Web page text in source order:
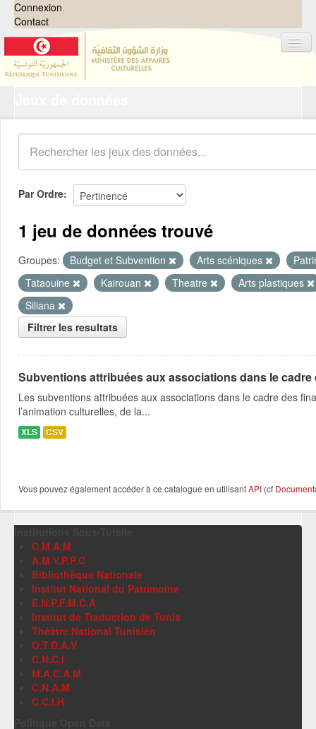
Connexion
Contact
Organisations
Groupes
Demandes 0
À propos
Par Ordre
1 jeu de données trouvé
Groupes: Budget et Subvention Arts scéniques
Tataouine
Kairouan Theatre
Arts plastiques
Siliana
Filtrer les resultats
Subventions attribuées aux associations dans le
Les subventions attribuées aux associations dans le cadre des
l’animation culturelles, de la...
XLS CSV
Vous pouvez également accéder à ce catalogue en utilisantAPI (cf
C.M.A.M
A.M.V.P.P.C
Bibliothèque Nationale
Institut National du Patrimoine
E.N.P.F.M.C.A
Institut de Traduction de Tunis
Théâtre National Tunisien
O.T.D.A.V
C.N.C.I
M.A.C.A.M
C.N.A.M
C.C.I.H